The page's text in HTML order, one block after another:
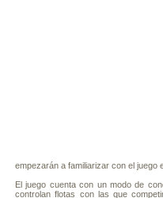
empezarán a familiarizar con el juego
El juego cuenta con un modo de
controlan flotas con las que